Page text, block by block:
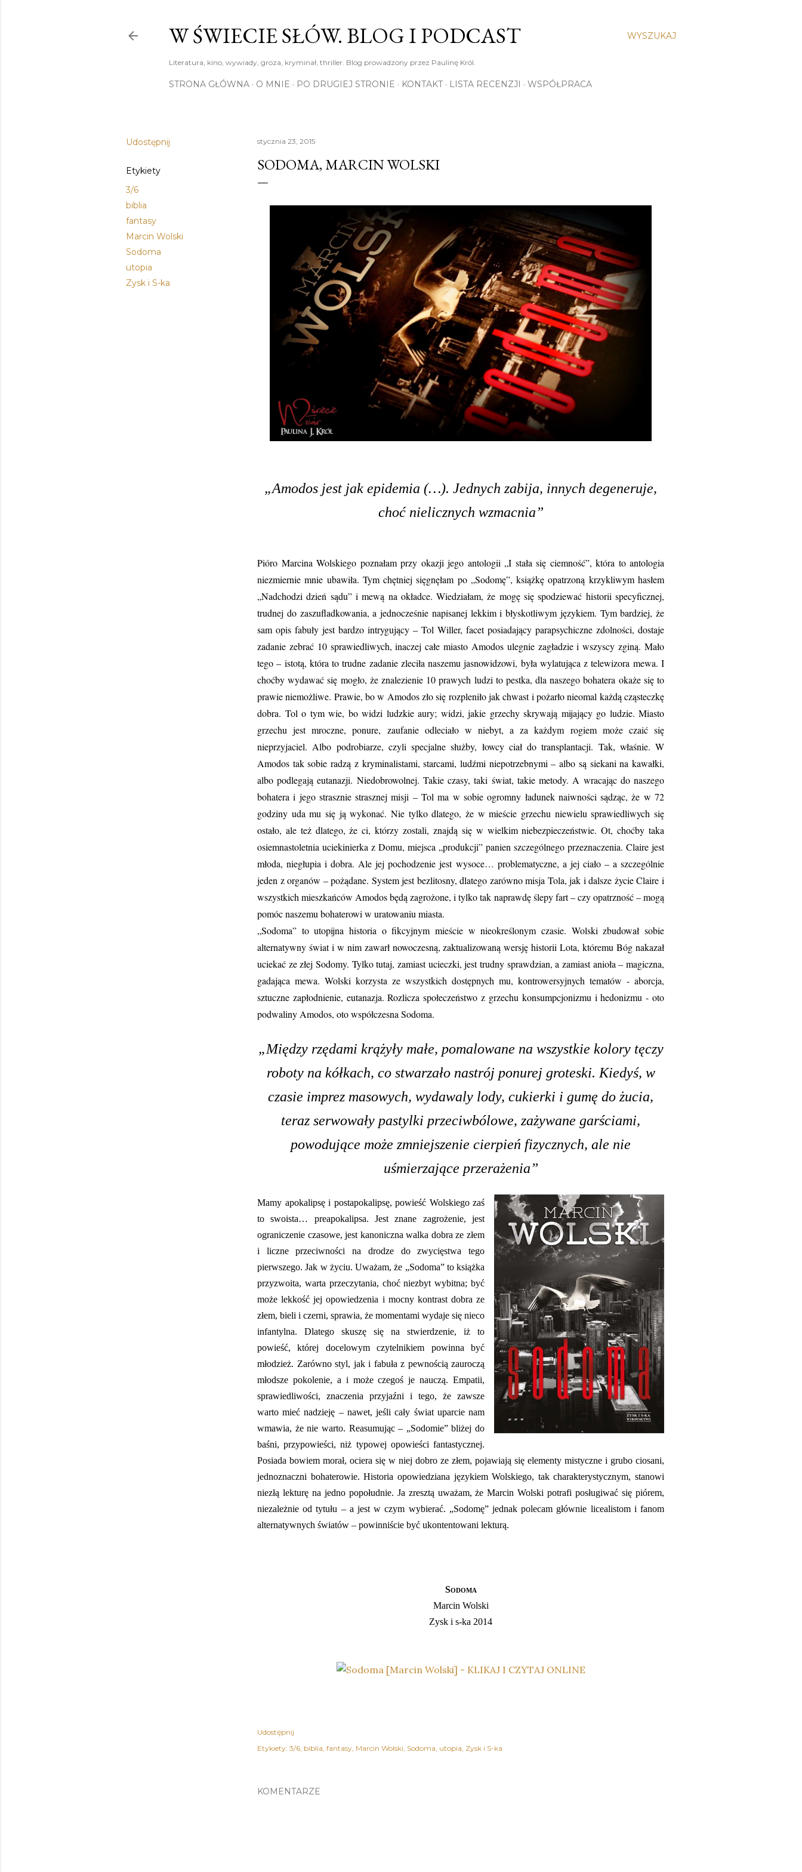
WYSZUKAJ
W ŚWIECIE SŁÓW. BLOG I PODCAST
Literatura, kino, wywiady, groza, kryminał, thriller. Blog prowadzony przez Paulinę Król.
STRONA GŁÓWNA O MNIE PO DRUGIEJ STRONIE KONTAKT LISTA RECENZJI WSPÓŁPRACA
Udostępnij
Etykiety
3/6
biblia
fantasy
Marcin Wolski
Sodoma
utopia
Zysk i S-ka
stycznia 23, 2015
SODOMA, MARCIN WOLSKI
„Amodos jest jak epidemia (…). Jednych zabija, innych degeneruje,
choć nielicznych wzmacnia”
Pióro Marcina Wolskiego poznałam przy okazji jego antologii „I stała się ciemność”, która to antologia
niezmiernie mnie ubawiła. Tym chętniej sięgnęłam po „Sodomę”, książkę opatrzoną krzykliwym hasłem
„Nadchodzi dzień sądu” i mewą na okładce. Wiedziałam, że mogę się spodziewać historii specyficznej,
trudnej do zaszufladkowania, a jednocześnie napisanej lekkim i błyskotliwym językiem. Tym bardziej, że
sam opis fabuły jest bardzo intrygujący – Tol Willer, facet posiadający parapsychiczne zdolności, dostaje
zadanie zebrać 10 sprawiedliwych, inaczej całe miasto Amodos ulegnie zagładzie i wszyscy zginą. Mało
tego – istotą, która to trudne zadanie zleciła naszemu jasnowidzowi, była wylatująca z telewizora mewa. I
choćby wydawać się mogło, że znalezienie 10 prawych ludzi to pestka, dla naszego bohatera okaże się to
prawie niemożliwe. Prawie, bo w Amodos zło się rozpleniło jak chwast i pożarło nieomal każdą cząsteczkę
dobra. Tol o tym wie, bo widzi ludzkie aury; widzi, jakie grzechy skrywają mijający go ludzie. Miasto
grzechu jest mroczne, ponure, zaufanie odleciało w niebyt, a za każdym rogiem może czaić się
nieprzyjaciel. Albo podrobiarze, czyli specjalne służby, łowcy ciał do transplantacji. Tak, właśnie. W
Amodos tak sobie radzą z kryminalistami, starcami, ludźmi niepotrzebnymi – albo są siekani na kawałki,
albo podlegają eutanazji. Niedobrowolnej. Takie czasy, taki świat, takie metody. A wracając do naszego
bohatera i jego strasznie strasznej misji – Tol ma w sobie ogromny ładunek naiwności sądząc, że w 72
godziny uda mu się ją wykonać. Nie tylko dlatego, że w mieście grzechu niewielu sprawiedliwych się
ostało, ale też dlatego, że ci, którzy zostali, znajdą się w wielkim niebezpieczeństwie. Ot, choćby taka
osiemnastoletnia uciekinierka z Domu, miejsca „produkcji” panien szczególnego przeznaczenia. Claire jest
młoda, niegłupia i dobra. Ale jej pochodzenie jest wysoce… problematyczne, a jej ciało – a szczególnie
jeden z organów – pożądane. System jest bezlitosny, dlatego zarówno misja Tola, jak i dalsze życie Claire i
wszystkich mieszkańców Amodos będą zagrożone, i tylko tak naprawdę ślepy fart – czy opatrzność – mogą
pomóc naszemu bohaterowi w uratowaniu miasta.
„Sodoma” to utopijna historia o fikcyjnym mieście w nieokreślonym czasie. Wolski zbudował sobie
alternatywny świat i w nim zawarł nowoczesną, zaktualizowaną wersję historii Lota, któremu Bóg nakazał
uciekać ze złej Sodomy. Tylko tutaj, zamiast ucieczki, jest trudny sprawdzian, a zamiast anioła – magiczna,
gadająca mewa. Wolski korzysta ze wszystkich dostępnych mu, kontrowersyjnych tematów - aborcja,
sztuczne zapłodnienie, eutanazja. Rozlicza społeczeństwo z grzechu konsumpcjonizmu i hedonizmu - oto
podwaliny Amodos, oto współczesna Sodoma.
„Między rzędami krążyły małe, pomalowane na wszystkie kolory tęczy
roboty na kółkach, co stwarzało nastrój ponurej groteski. Kiedyś, w
czasie imprez masowych, wydawaly lody, cukierki i gumę do żucia,
teraz serwowały pastylki przeciwbólowe, zażywane garściami,
powodujące może zmniejszenie cierpień fizycznych, ale nie
uśmierzające przerażenia”
Mamy apokalipsę i postapokalipsę, powieść Wolskiego zaś
to swoista… preapokalipsa. Jest znane zagrożenie, jest
ograniczenie czasowe, jest kanoniczna walka dobra ze złem
i liczne przeciwności na drodze do zwycięstwa tego
pierwszego. Jak w życiu. Uważam, że „Sodoma” to książka
przyzwoita, warta przeczytania, choć niezbyt wybitna; być
może lekkość jej opowiedzenia i mocny kontrast dobra ze
złem, bieli i czerni, sprawia, że momentami wydaje się nieco
infantylna. Dlatego skuszę się na stwierdzenie, iż to
powieść, której docelowym czytelnikiem powinna być
młodzież. Zarówno styl, jak i fabuła z pewnością zauroczą
młodsze pokolenie, a i może czegoś je nauczą. Empatii,
sprawiedliwości, znaczenia przyjaźni i tego, że zawsze
warto mieć nadzieję – nawet, jeśli cały świat uparcie nam
wmawia, że nie warto. Reasumując – „Sodomie” bliżej do
baśni, przypowieści, niż typowej opowieści fantastycznej.
Posiada bowiem morał, ociera się w niej dobro ze złem, pojawiają się elementy mistyczne i grubo ciosani,
jednoznaczni bohaterowie. Historia opowiedziana językiem Wolskiego, tak charakterystycznym, stanowi
niezłą lekturę na jedno popołudnie. Ja zresztą uważam, że Marcin Wolski potrafi posługiwać się piórem,
niezależnie od tytułu – a jest w czym wybierać. „Sodomę” jednak polecam głównie licealistom i fanom
alternatywnych światów – powinniście być ukontentowani lekturą.
Sodoma
Marcin Wolski
Zysk i s-ka 2014
Udostępnij
Etykiety: 3/6 biblia fantasy Marcin Wolski Sodoma utopia Zysk i S-ka
KOMENTARZE